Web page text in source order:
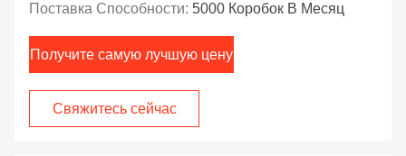
Поставка Способности: 5000 Коробок В Месяц
Получите самую лучшую цену
Свяжитесь сейчас